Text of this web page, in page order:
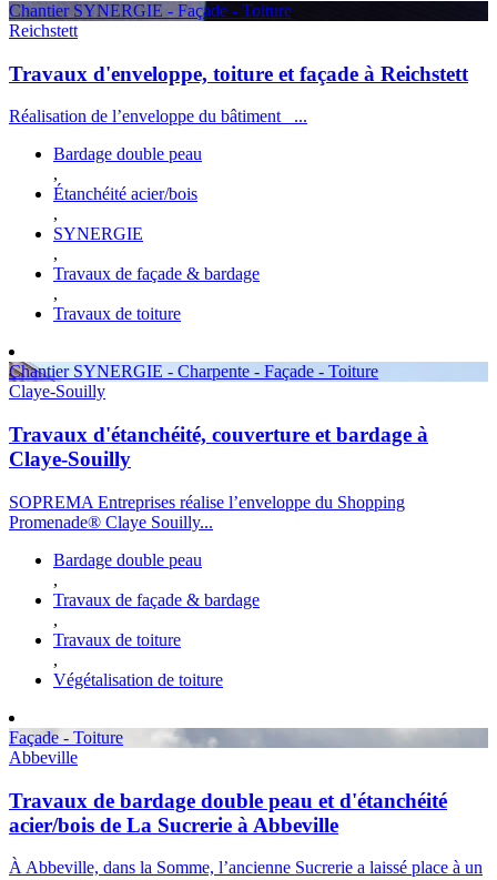
Chantier SYNERGIE - Façade - Toiture
Reichstett
Travaux d'enveloppe, toiture et façade à Reichstett
Réalisation de l’enveloppe du bâtiment ...
Bardage double peau
,
Étanchéité acier/bois
,
SYNERGIE
,
Travaux de façade & bardage
,
Travaux de toiture
Chantier SYNERGIE - Charpente - Façade - Toiture
Claye-Souilly
Travaux d'étanchéité, couverture et bardage à
Claye-Souilly
SOPREMA Entreprises réalise l’enveloppe du Shopping
Promenade® Claye Souilly...
Bardage double peau
,
Travaux de façade & bardage
,
Travaux de toiture
,
Végétalisation de toiture
Façade - Toiture
Abbeville
Travaux de bardage double peau et d'étanchéité
acier/bois de La Sucrerie à Abbeville
À Abbeville, dans la Somme, l’ancienne Sucrerie a laissé place à un